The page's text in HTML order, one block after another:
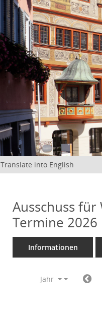
Translate into English
Ausschuss
Termine 2026
Informationen
Jahr